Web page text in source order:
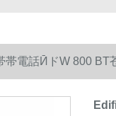
帯電話ӢドW 800 BT